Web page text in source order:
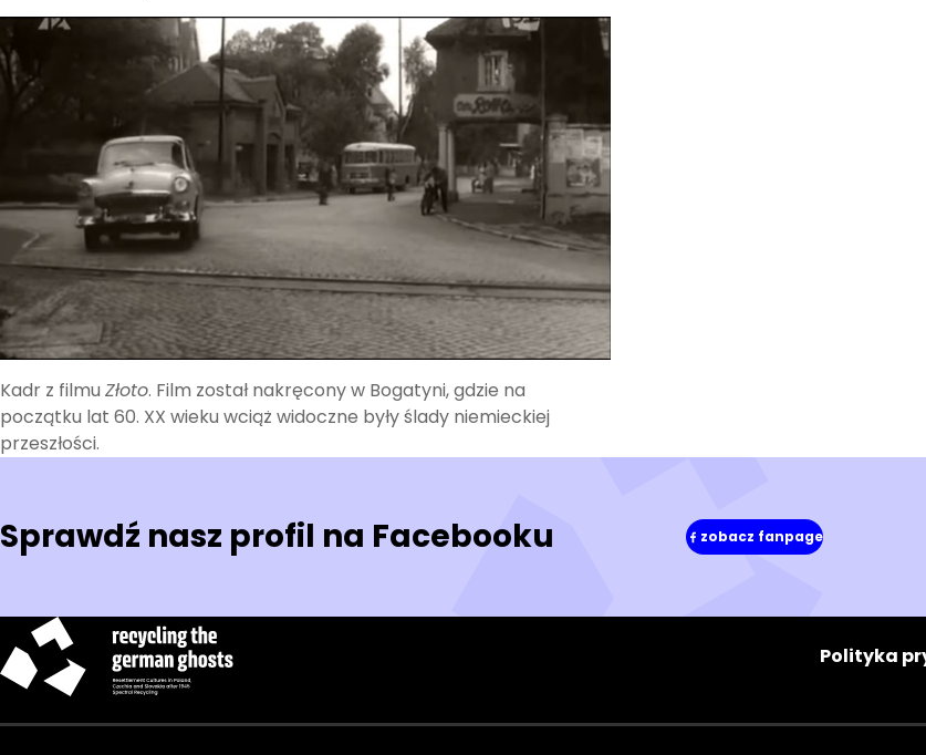
Kadr z filmu Złoto. Film został nakręcony w Bogatyni, gdzie na
początku lat 60. XX wieku wciąż widoczne były ślady niemieckiej
przeszłości.
Sprawdź nasz profil na Facebooku zobacz fanpage
(w
oknie)
Polityka